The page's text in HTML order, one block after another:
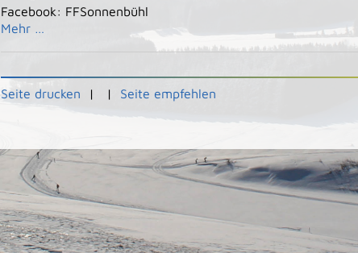
Facebook: FFSonnenbühl
Mehr …
Seite drucken | | Seite empfehlen